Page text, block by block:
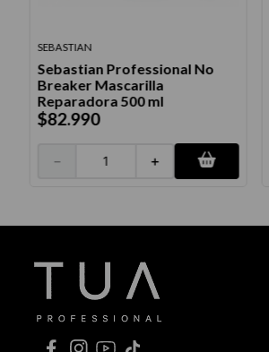
SEBASTIAN
Sebastian Professional No
Breaker Mascarilla
Reparadora 500 ml
$82.990
＋
－